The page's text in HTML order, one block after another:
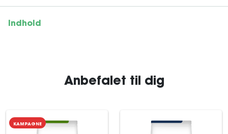
Indhold
Anbefalet til dig
KAMPAGNE